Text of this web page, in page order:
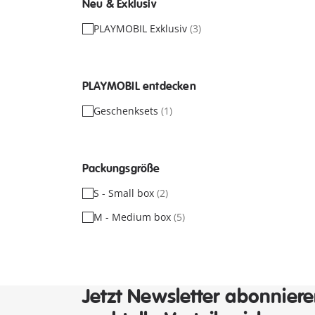
Neu & Exklusiv
PLAYMOBIL Exklusiv (3)
PLAYMOBIL entdecken
Geschenksets (1)
Packungsgröße
S - Small box (2)
M - Medium box (5)
Jetzt Newsletter